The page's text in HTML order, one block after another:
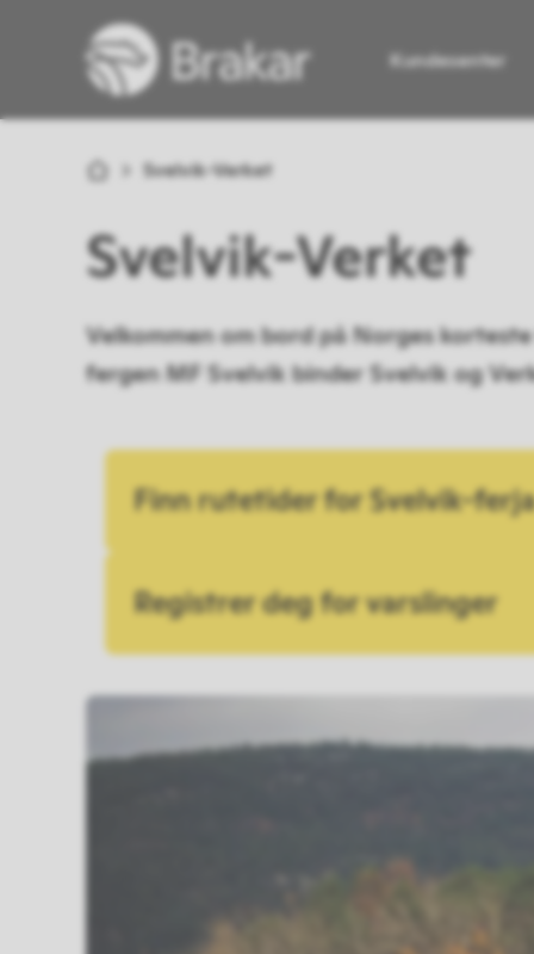
Brakar
Kundesenter
Du er her:Svelvik-Verket
Svelvik-Verket
Velkommen om bord på Norges
fergen MF Svelvik binder Svelvik og
Finn rutetider for Svelvik-
Registrer deg for varslinger